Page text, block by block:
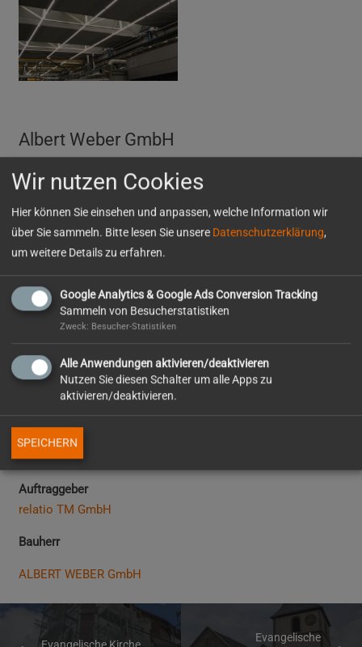
Albert Weber GmbH
Die Albert Weber GmbH beauftragte die Neuinstallation von
Otto Wolf GmbH erhielt den Auftrag für die Gerüststellung.
Hierbei wurden im laufenden Produktionsbetrieb
diesen Plattformen war die Neuinstallation der Beleuchtung
sicher möglich. Die neue Beleuchtung war wie
sprichwörtlich ein Unterschied von Tag und Nacht. Taghelles
Licht bei weniger Stromverbrauch.
Ausführung
Gerüstfläche
200 m²
Auftraggeber
relatio TM GmbH
Bauherr
ALBERT WEBER GmbH
Evangelische Kirche
Evangelische
Wir nutzen Cookies
Hier können Sie einsehen und anpassen, welche Information wir
über Sie sammeln. Bitte lesen Sie unsere Datenschutzerklärung,
um weitere Details zu erfahren.
Google Analytics & Google Ads Conversion Tracking
Sammeln von Besucherstatistiken
Zweck: Besucher-Statistiken
Alle Anwendungen aktivieren/deaktivieren
Nutzen Sie diesen Schalter um alle Apps zu
aktivieren/deaktivieren.
SPEICHERN